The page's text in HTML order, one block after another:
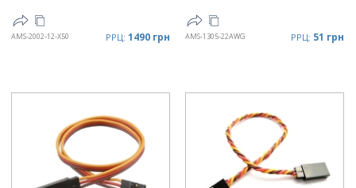
AMS-2002-12-X50 РРЦ: 1490 грн AMS-1305-22AWG РРЦ: 51 грн